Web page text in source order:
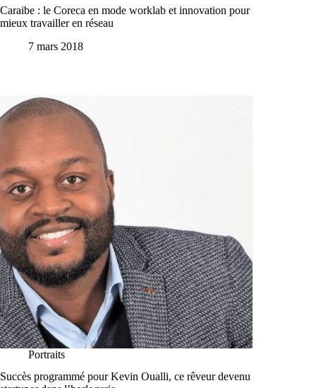
Caraibe : le Coreca en mode worklab et innovation pour
mieux travailler en réseau
7 mars 2018
Portraits
Succès programmé pour Kevin Oualli, ce rêveur devenu